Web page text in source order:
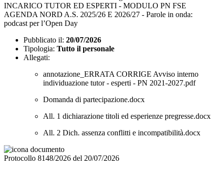
INCARICO TUTOR ED ESPERTI - MODULO PN FSE
AGENDA NORD A.S. 2025/26 E 2026/27 - Parole in onda:
podcast per l’Open Day
Pubblicato il: 20/07/2026
Tipologia: Tutto il personale
Allegati:
annotazione_ERRATA CORRIGE Avviso interno
individuazione tutor - esperti - PN 2021-2027.pdf
Domanda di partecipazione.docx
All. 1 dichiarazione titoli ed esperienze pregresse.docx
All. 2 Dich. assenza conflitti e incompatibilità.docx
Protocollo 8148/2026 del 20/07/2026